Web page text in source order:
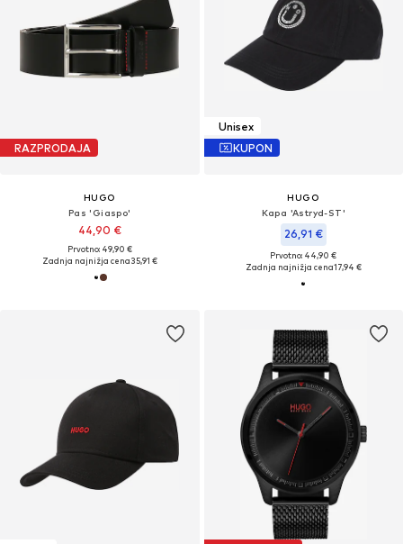
RAZPRODAJA
HUGO
Pas 'Giaspo'
44,90 €
Prvotno: 49,90 €
Zadnja najnižja cena35,91 €
Unisex
KUPON
HUGO
Kapa 'Astryd-ST'
26,91 €
Prvotno: 44,90 €
Zadnja najnižja cena17,94 €